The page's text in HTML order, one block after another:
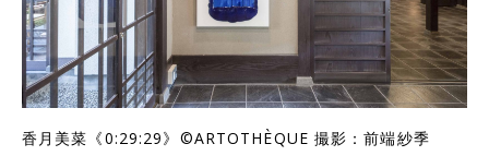
香月美菜《0:29:29》©ARTOTHÈQUE 撮影：前端紗季